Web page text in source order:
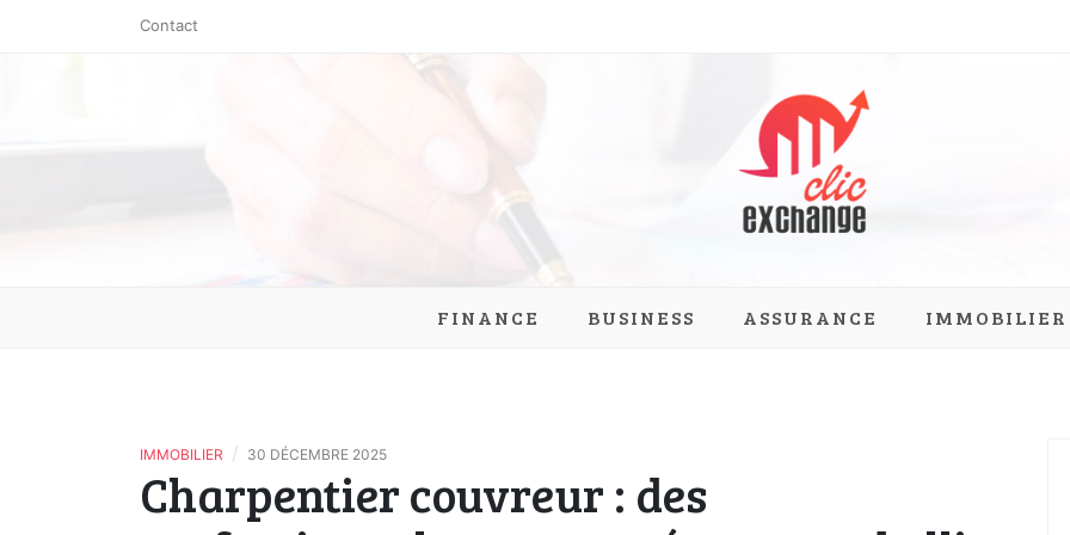
Contact
clic-exchange.com
FINANCE BUSINESS ASSURANCE IMMOBILIER
IMMOBILIER / 30 DÉCEMBRE 2025
Charpentier couvreur : des